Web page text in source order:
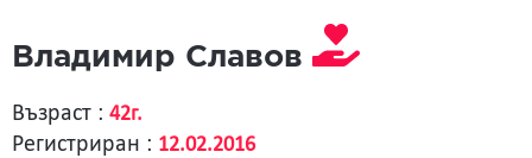
Владимир Славов
Възраст : 42г.
Регистриран : 12.02.2016